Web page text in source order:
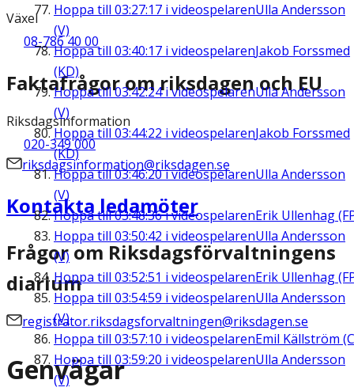
Hoppa till 03:27:17 i videospelarenUlla Andersson
(V)
Hoppa till 03:40:17 i videospelarenJakob Forssmed
(KD)
Hoppa till03:42:24i videospelarenUlla Andersson
(V)
Hoppa till 03:44:22 i videospelarenJakob Forssmed
(KD)
Hoppa till03:46:20i videospelarenUlla Andersson
(V)
Hoppa till03:48:36i videospelarenErik Ullenhag
Hoppa till 03:50:42 i videospelarenUlla Andersson
(V)
Hoppa till 03:52:51 i videospelarenErik Ullenhag
Hoppa till 03:54:59 i videospelarenUlla Andersson
(V)
Hoppa till 03:57:10 i videospelarenEmil Källström
Hoppa till 03:59:20 i videospelarenUlla Andersson
(V)
Växel
08-786 40 00
Faktafrågor om riksdagen och EU
Riksdagsinformation
020-349 000
riksdagsinformation@riksdagen.se
Kontakta ledamöter
Frågor om Riksdagsförvaltningens
diarium
registrator.riksdagsforvaltningen@riksdagen.se
Genvägar